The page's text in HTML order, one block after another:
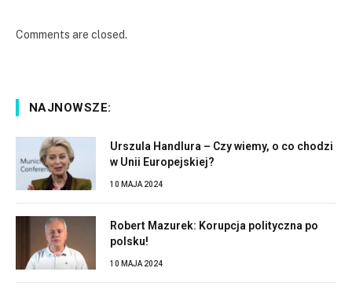
Comments are closed.
NAJNOWSZE:
Urszula Handlura – Czy wiemy, o co chodzi
w Unii Europejskiej?
10 MAJA 2024
Robert Mazurek: Korupcja polityczna po
polsku!
10 MAJA 2024